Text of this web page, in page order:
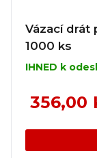
Vázací drát
1000 ks
IHNED k
356,00